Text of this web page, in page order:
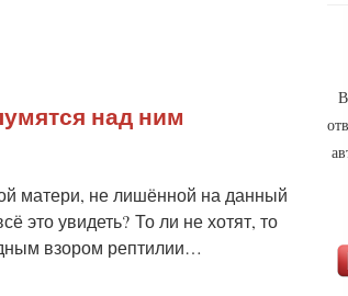
над ним
матери, не лишённой на данный
это увидеть? То ли не хотят, то
взором рептилии…